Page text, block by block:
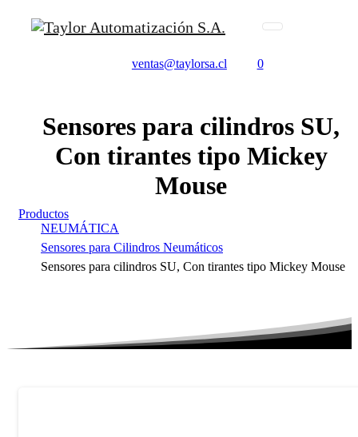
ventas@taylorsa.cl 0
Sensores para cilindros SU,
Con tirantes tipo Mickey
Mouse
Productos
NEUMÁTICA
Sensores para Cilindros Neumáticos
Sensores para cilindros SU, Con tirantes tipo Mickey Mouse